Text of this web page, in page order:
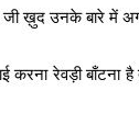
जी ख़ुद उनके बारे में
रेवड़ी बाँटना है